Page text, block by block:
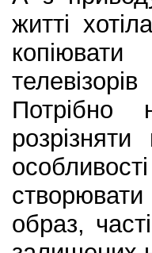
житті
Потрібно
образ,